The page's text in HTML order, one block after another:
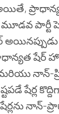
పార్టీ
షేర్
నాన్-
షేర్ల
నాన్-